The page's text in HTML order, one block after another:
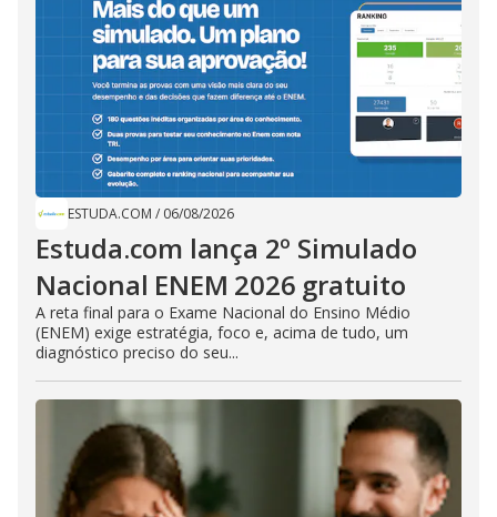
ESTUDA.COM / 06/08/2026
Estuda.com lança 2º Simulado
Nacional ENEM 2026 gratuito
A reta final para o Exame Nacional do Ensino Médio
(ENEM) exige estratégia, foco e, acima de tudo, um
diagnóstico preciso do seu...